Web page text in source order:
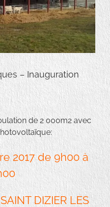
– Inauguration
de 2 000m2 avec
2017 de 9h00 à
DIZIER LES